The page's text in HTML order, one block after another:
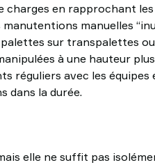
charges en rapprochant
manuelles
sur transpalettes
à une hauteur
réguliers avec les équipes
dans la durée.
elle ne suffit pas